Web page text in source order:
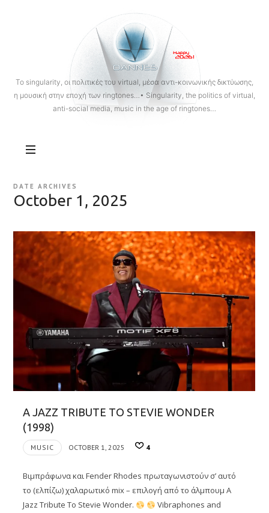
OANNES
To singularity, οι πολιτικές του virtual, μέσα αντι-κοινωνικής δικτύωσης,
η μουσική στην εποχή των ringtones…• Singularity, the politics of virtual,
anti-social media, music in the age of ringtones…
DATE ARCHIVES
October 1, 2025
A JAZZ TRIBUTE TO STEVIE WONDER
(1998)
MUSIC OCTOBER 1, 2025 4
Βιμπράφωνα και Fender Rhodes πρωταγωνιστούν σ’ αυτό
το (ελπίζω) χαλαρωτικό mix – επιλογή από το άλμπουμ A
Jazz Tribute To Stevie Wonder.
Vibraphones and